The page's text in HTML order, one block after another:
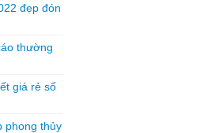
đẹp đón
thường
giá rẻ số
phong thủy